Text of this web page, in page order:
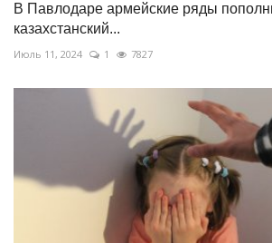
В Павлодаре армейские ряды
казахстанский...
Июль 11, 2024 1 7827